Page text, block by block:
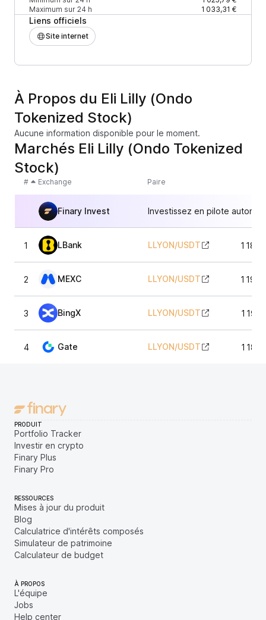
Maximum sur 24 h
1 033,31 €
Liens officiels
Site internet
À Propos du Eli Lilly (Ondo
Tokenized Stock)
Aucune information disponible pour le moment.
Marchés Eli Lilly (Ondo Tokenized
Stock)
# Exchange Paire
Finary Invest Investissez en pilote
1 LBank LLYON/USDT 1
2 MEXC LLYON/USDT 1
3 BingX LLYON/USDT 1
4 Gate LLYON/USDT 1
PRODUIT
Portfolio Tracker
Investir en crypto
Finary Plus
Finary Pro
RESSOURCES
Mises à jour du produit
Blog
Calculatrice d'intérêts composés
Simulateur de patrimoine
Calculateur de budget
À PROPOS
L'équipe
Jobs
Help center